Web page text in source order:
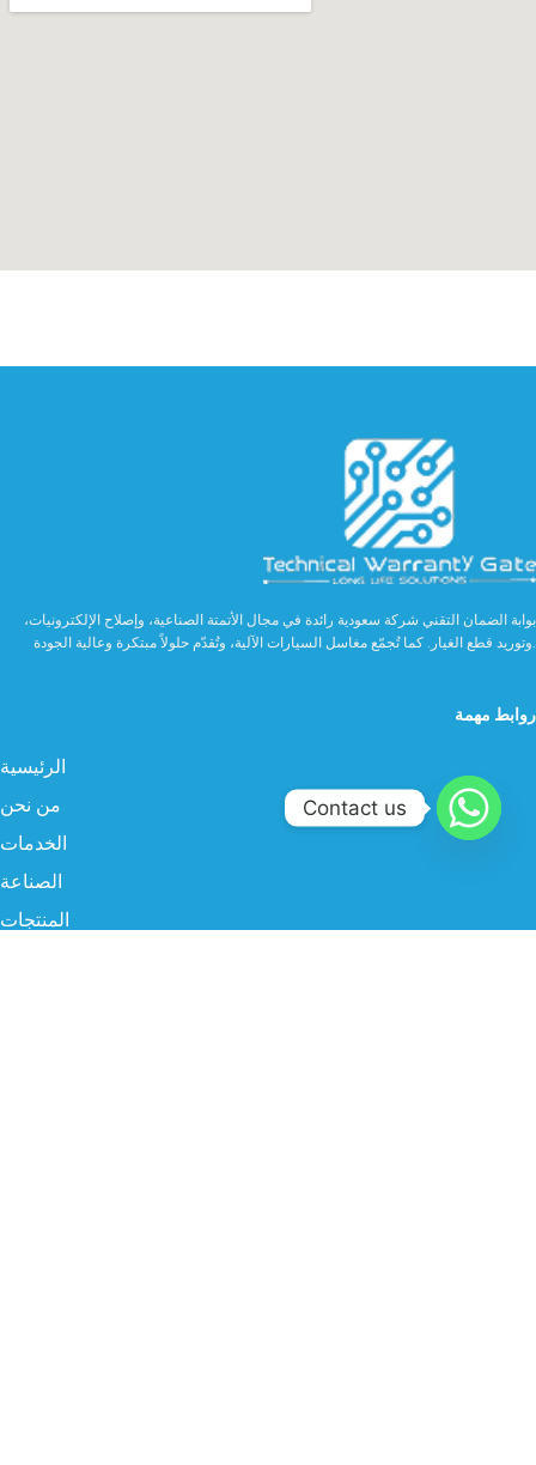
بوابة الضمان التقني شركة سعودية رائدة في مجال الأتمتة الصناعية، وإصلاح الإلكترونيات،
وتوريد قطع الغيار. كما تُجمّع مغاسل السيارات الآلية، وتُقدّم حلولاً مبتكرة وعالية الجودة.
روابط مهمة
الرئيسية
من نحن
الخدمات
الصناعة
المنتجات
Contact us